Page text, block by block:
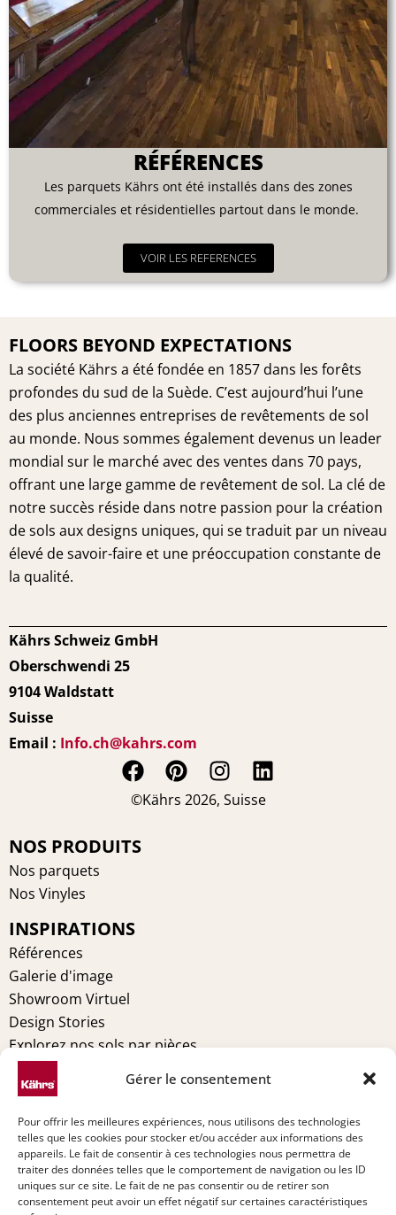
Gérer le consentement
Pour offrir les meilleures expériences, nous utilisons des technologies
telles que les cookies pour stocker et/ou accéder aux informations des
appareils. Le fait de consentir à ces technologies nous permettra de
traiter des données telles que le comportement de navigation ou les ID
uniques sur ce site. Le fait de ne pas consentir ou de retirer son
consentement peut avoir un effet négatif sur certaines caractéristiques
RÉFÉRENCES
Les parquets Kährs ont été installés dans des zones
commerciales et résidentielles partout dans le monde.
VOIR LES REFERENCES
FLOORS BEYOND EXPECTATIONS
La société Kährs a été fondée en 1857 dans les forêts
profondes du sud de la Suède. C’est aujourd’hui l’une
des plus anciennes entreprises de revêtements de sol
au monde. Nous sommes également devenus un leader
mondial sur le marché avec des ventes dans 70 pays,
offrant une large gamme de revêtement de sol. La clé de
notre succès réside dans notre passion pour la création
de sols aux designs uniques, qui se traduit par un niveau
élevé de savoir-faire et une préoccupation constante de
la qualité.
Kährs Schweiz GmbH
Oberschwendi 25
9104 Waldstatt
Suisse
Email : Info.ch@kahrs.com
F
a
e
k
P
i
I
n
L
i
©Kährs 2026, Suisse
NOS PRODUITS
Nos parquets
Nos Vinyles
INSPIRATIONS
Références
Galerie d'image
Showroom Virtuel
Design Stories
Explorez nos sols par pièces
MENTIONS LÉGALES
Politique de cookies (UE)
Déclaration de confidentialité (UE)
Imprint
Avertissement